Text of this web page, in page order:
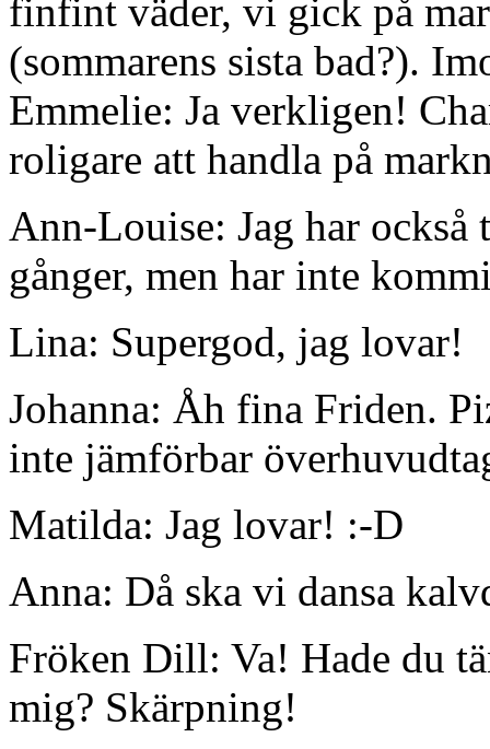
finfint väder, vi gick på
(sommarens sista bad?).
Emmelie: Ja verkligen!
roligare att handla på
Ann-Louise: Jag har också
gånger, men har inte
Lina: Supergod, jag lovar!
Johanna: Åh fina Friden.
inte jämförbar
Matilda: Jag lovar! :-D
Anna: Då ska vi dansa
Fröken Dill: Va! Hade du
mig? Skärpning!